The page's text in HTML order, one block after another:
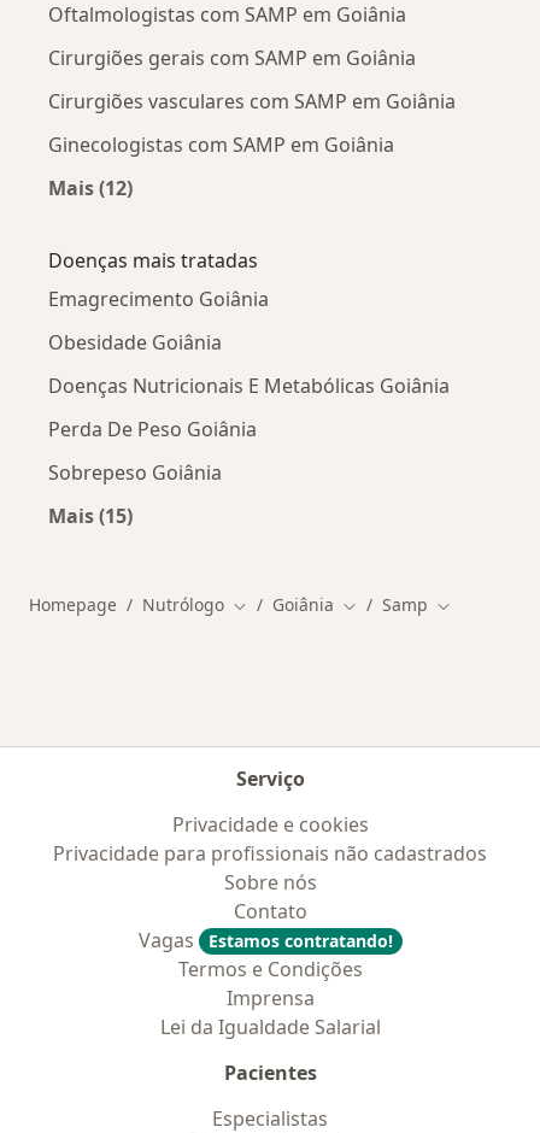
Oftalmologistas com SAMP em Goiânia
Cirurgiões gerais com SAMP em Goiânia
Cirurgiões vasculares com SAMP em Goiânia
Ginecologistas com SAMP em Goiânia
Mais (12)
Doenças mais tratadas
Emagrecimento Goiânia
Obesidade Goiânia
Doenças Nutricionais E Metabólicas Goiânia
Perda De Peso Goiânia
Sobrepeso Goiânia
Mais (15)
Homepage Nutrólogo Mudar de cidade
Goiânia Mudar de cidade
Samp Mudar de
Serviço
Privacidade e cookies
Privacidade para profissionais não cadastrados
Sobre nós
Contato
Vagas
Estamos contratando!
Termos e Condições
Imprensa
Lei da Igualdade Salarial
Pacientes
Especialistas